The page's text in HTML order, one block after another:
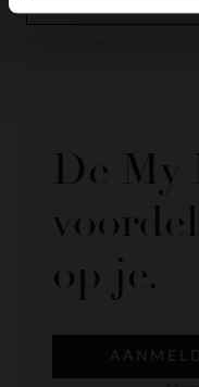
De My
op je.